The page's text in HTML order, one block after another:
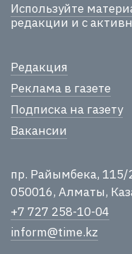
Используйте
редакции и с
Редакция
Реклама в газете
Подписка на газету
Вакансии
пр. Райымбека, 115/
050016, Алматы,
+7 727 258-10-04
inform@time.kz